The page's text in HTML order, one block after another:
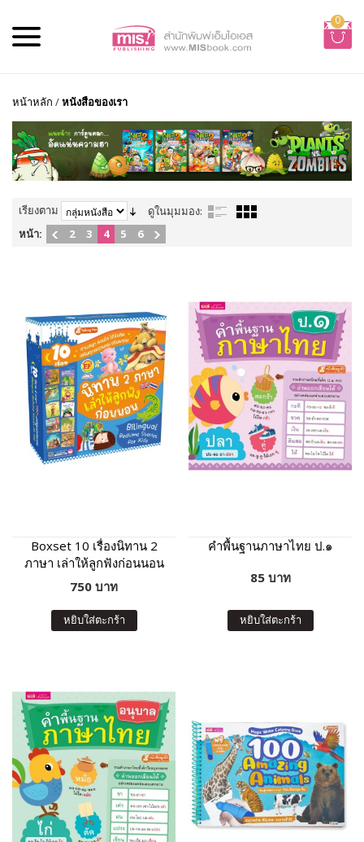
0
หน้าหลัก /หนังสือของเรา
เรียงตาม
ดูในมุมมอง:
หน้า:
2 3 4 5 6
Boxset 10 เรื่องนิทาน 2
ภาษา เล่าให้ลูกฟังก่อนนอน
(กล่องฟ้า)
750 บาท
หยิบใส่ตะกร้า
คำพื้นฐานภาษาไทย ป.๑
85 บาท
หยิบใส่ตะกร้า